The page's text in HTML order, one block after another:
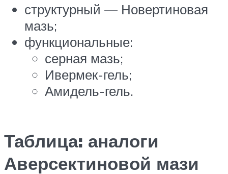
структурный — Новертиновая
мазь;
функциональные:
серная мазь;
Ивермек-гель;
Амидель-гель.
Таблица: аналоги
Аверсектиновой мази